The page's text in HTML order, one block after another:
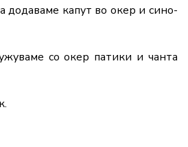
додаваме капут во окер и сино-
со окер патики и чанта